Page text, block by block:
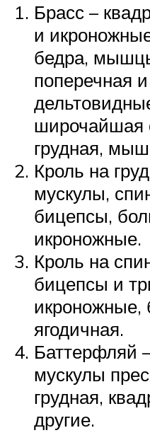
Брасс –
и
бедра,
поперечная
широчайшая
грудная,
Кроль на
мускулы,
бицепсы,
икроножные.
Кроль на
бицепсы и
икроножные,
ягодичная.
Баттерфляй
мускулы
грудная,
другие.